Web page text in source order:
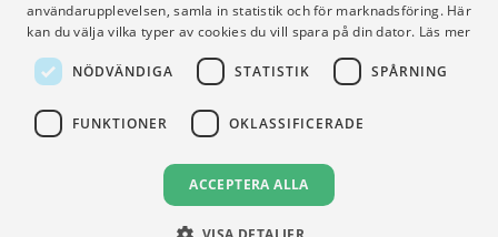
VILLKOR
Användningsvillkor
Integritetspolicy
användarupplevelsen, samla in statistik och för marknadsföring. Här
kan du välja vilka typer av cookies du vill spara på din dator. Läs mer
NÖDVÄNDIGA STATISTIK SPÅRNING
FUNKTIONER OKLASSIFICERADE
ACCEPTERA ALLA